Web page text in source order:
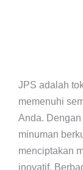
JPS adalah
memenuhi
Anda.
minuman
menciptakan
inovatif.